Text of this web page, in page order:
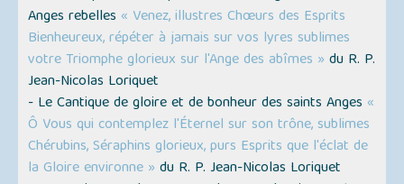
Anges rebelles « Venez, illustres Chœurs des Esprits
Bienheureux, répéter à jamais sur vos lyres sublimes
votre Triomphe glorieux sur l'Ange des abîmes » du R. P.
Jean-Nicolas Loriquet
- Le Cantique de gloire et de bonheur des saints Anges «
Ô Vous qui contemplez l'Éternel sur son trône, sublimes
Chérubins, Séraphins glorieux, purs Esprits que l'éclat de
la Gloire environne » du R. P. Jean-Nicolas Loriquet